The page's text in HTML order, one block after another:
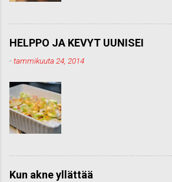
HELPPO JA KEVYT UUNISEI
-tammikuuta 24, 2014
Kun akne yllättää